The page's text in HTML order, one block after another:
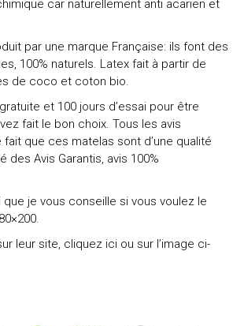
car naturellement anti acarien et
par une marque Française: ils font des
100% naturels. Latex fait à partir de
de coco et coton bio.
et 100 jours d’essai pour être
fait le bon choix. Tous les avis
que ces matelas sont d’une qualité
des Avis Garantis, avis 100%
que je vous conseille si vous voulez le
leur site, cliquez ici ou sur l’image ci-